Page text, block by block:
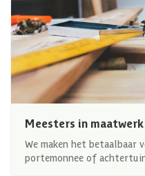
Meesters in maatwerk
We maken het betaalbaar
portemonnee of